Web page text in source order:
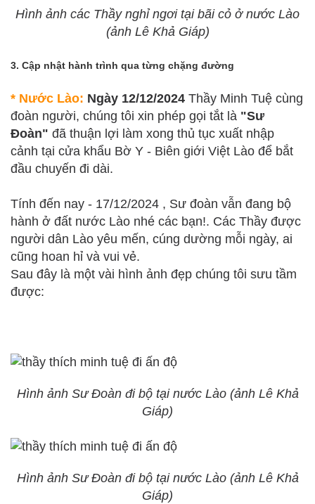
Hình ảnh các Thầy nghỉ ngơi tại bãi cỏ ở nước Lào
(ảnh Lê Khả Giáp)
3. Cập nhật hành trình qua từng chặng đường
* Nước Lào: Ngày 12/12/2024 Thầy Minh Tuệ cùng
đoàn người, chúng tôi xin phép gọi tắt là "Sư
Đoàn" đã thuận lợi làm xong thủ tục xuất nhập
cảnh tại cửa khẩu Bờ Y - Biên giới Việt Lào để bắt
đầu chuyến đi dài.
Tính đến nay - 17/12/2024 , Sư đoàn vẫn đang bộ
hành ở đất nước Lào nhé các bạn!. Các Thầy được
người dân Lào yêu mến, cúng dường mỗi ngày, ai
cũng hoan hỉ và vui vẻ.
Sau đây là một vài hình ảnh đẹp chúng tôi sưu tầm
được:
Hình ảnh Sư Đoàn đi bộ tại nước Lào (ảnh Lê Khả
Giáp)
Hình ảnh Sư Đoàn đi bộ tại nước Lào (ảnh Lê Khả
Giáp)